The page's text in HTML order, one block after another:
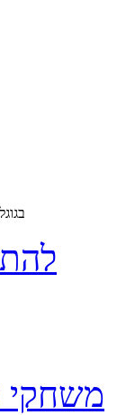
בגוגל
משחקי